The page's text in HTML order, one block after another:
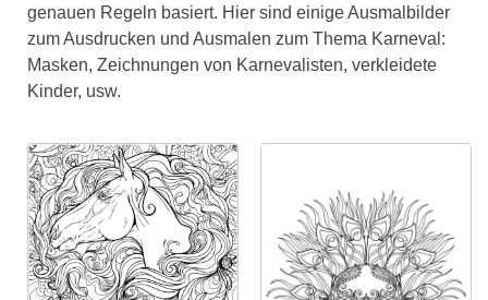
genauen Regeln basiert. Hier sind einige Ausmalbilder
zum Ausdrucken und Ausmalen zum Thema Karneval:
Masken, Zeichnungen von Karnevalisten, verkleidete
Kinder, usw.